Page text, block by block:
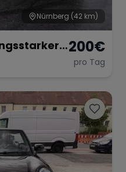
Nürnberg (42 km)
200€
pro Tag